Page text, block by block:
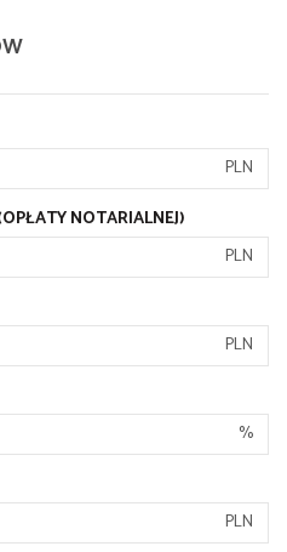
PLN
NOTARIALNEJ)
PLN
PLN
%
PLN